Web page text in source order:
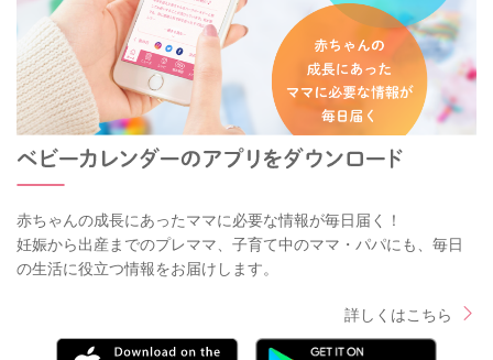
赤ちゃんの成長にあったママに必要な情報が毎日届く！
妊娠から出産までのプレママ、子育て中のママ・パパにも、毎日
の生活に役立つ情報をお届けします。
詳しくはこちら